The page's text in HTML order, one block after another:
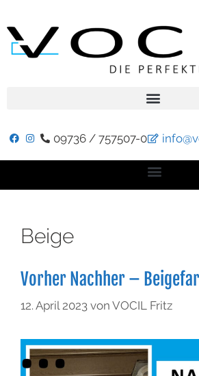
09736 / 757507-0
Beige
Vorher Nachher –
12. April 2023 von VOCIL Fritz